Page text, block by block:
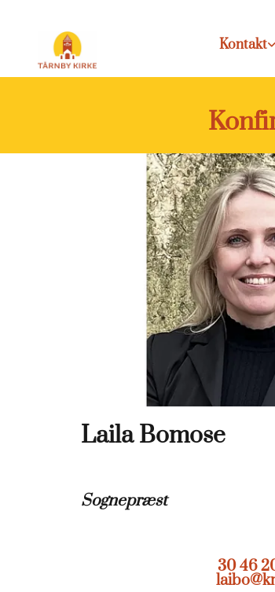
Kontakt
Laila Bomose
Sognepræst
30 46